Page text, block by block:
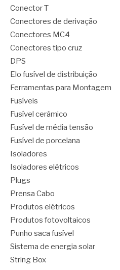
Conector T
Conectores de derivação
Conectores MC4
Conectores tipo cruz
DPS
Elo fusível de distribuição
Ferramentas para Montagem
Fusíveis
Fusível cerâmico
Fusível de média tensão
Fusível de porcelana
Isoladores
Isoladores elétricos
Plugs
Prensa Cabo
Produtos elétricos
Produtos fotovoltaicos
Punho saca fusível
Sistema de energia solar
String Box